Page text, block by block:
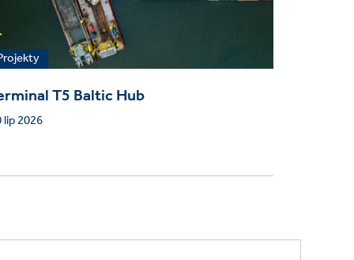
T5 Baltic Hub
lip 2026